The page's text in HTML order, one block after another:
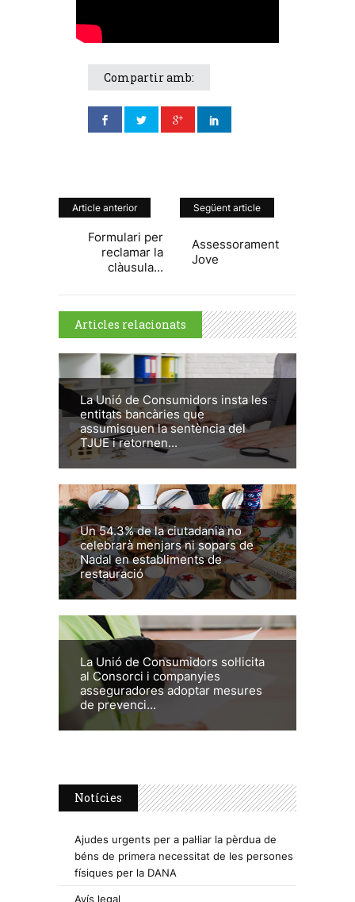
Compartir amb:
Article anterior
Formulari per
reclamar la
clàusula...
Següent article
Assessorament
Jove
Articles relacionats
La Unió de Consumidors insta les
entitats bancàries que
assumisquen la sentència del
TJUE i retornen...
Un 54.3% de la ciutadania no
celebrarà menjars ni sopars de
Nadal en establiments de
restauració
La Unió de Consumidors sol·licita
al Consorci i companyies
asseguradores adoptar mesures
de prevenci...
Notícies
Ajudes urgents per a pal·liar la pèrdua de
béns de primera necessitat de les persones
físiques per la DANA
Avís legal